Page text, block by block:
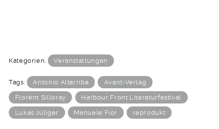
Kategorien: Veranstaltungen
Tags: Antonio Altarriba Avant-Verlag
Florent Silloray Harbour Front Literaturfestival
Lukas Jüliger Manuele Fior reprodukt